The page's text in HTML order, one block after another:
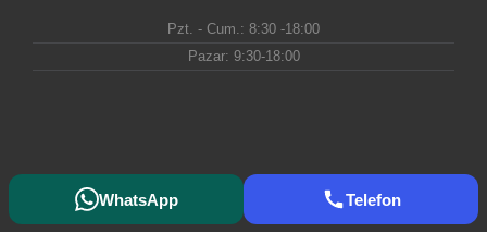
Pzt. - Cum.: 8:30 -18:00
Pazar: 9:30-18:00
WhatsApp Telefon